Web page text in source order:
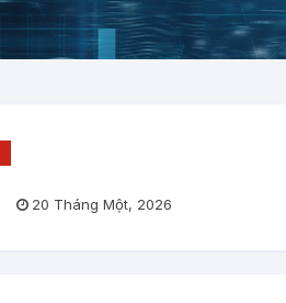
20 Tháng Một, 2026